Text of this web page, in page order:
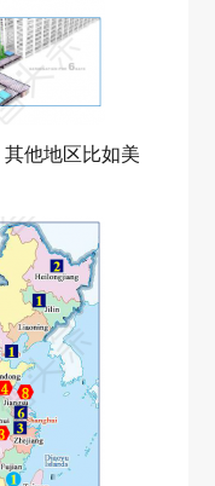
他地区比如美